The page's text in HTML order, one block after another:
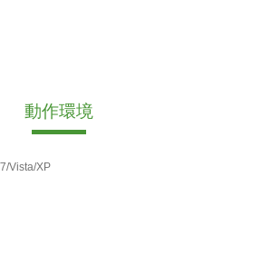
動作環境
Vista/XP